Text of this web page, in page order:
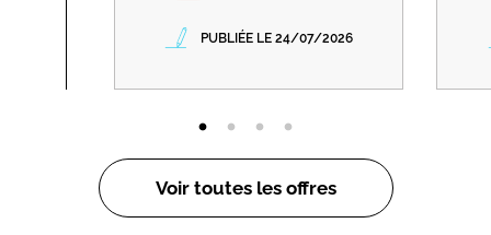
PUBLIÉE LE 24/07/2026
Voir toutes les offres